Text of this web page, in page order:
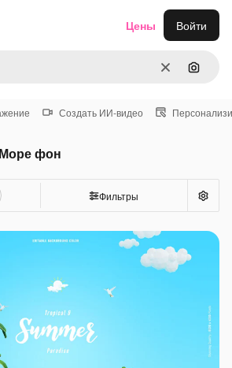
ОчиститьПоиск
Цены Войти
Создать ИИ-видео
фон
Фильтры